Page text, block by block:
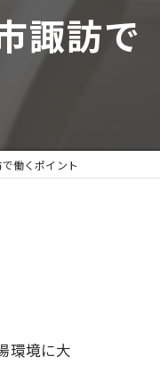
諏訪で
働くポイント
環境に大